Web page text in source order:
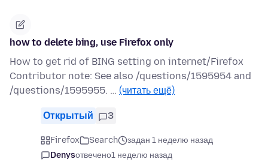
how to delete bing, use Firefox only
How to get rid of BING setting on internet/Firefox
Contributor note: See also /questions/1595954 and
/questions/1595955. … (читать ещё)
Открытый 3
Firefox Search
задан 1 неделю назад
Denysотвечено1 неделю назад